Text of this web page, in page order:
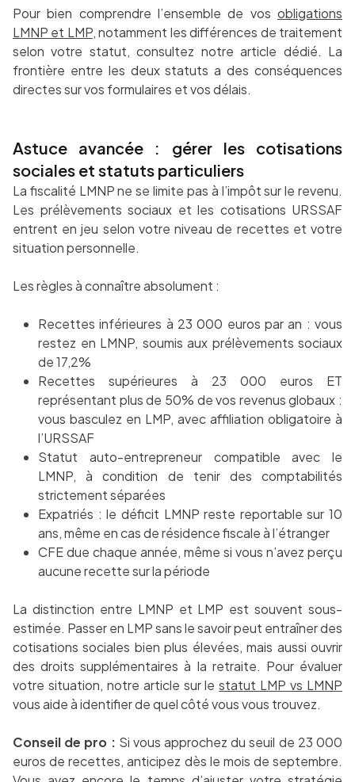
Pour bien comprendre l’ensemble de vos obligations
LMNP et LMP, notamment les différences de traitement
selon votre statut, consultez notre article dédié. La
frontière entre les deux statuts a des conséquences
directes sur vos formulaires et vos délais.
Astuce avancée : gérer les cotisations
sociales et statuts particuliers
La fiscalité LMNP ne se limite pas à l’impôt sur le revenu.
Les prélèvements sociaux et les cotisations URSSAF
entrent en jeu selon votre niveau de recettes et votre
situation personnelle.
Les règles à connaître absolument :
Recettes inférieures à 23 000 euros par an : vous
restez en LMNP, soumis aux prélèvements sociaux
de 17,2%
Recettes supérieures à 23 000 euros ET
représentant plus de 50% de vos revenus globaux :
vous basculez en LMP, avec affiliation obligatoire à
l’URSSAF
Statut auto-entrepreneur compatible avec le
LMNP, à condition de tenir des comptabilités
strictement séparées
Expatriés : le déficit LMNP reste reportable sur 10
ans, même en cas de résidence fiscale à l’étranger
CFE due chaque année, même si vous n’avez perçu
aucune recette sur la période
La distinction entre LMNP et LMP est souvent sous-
estimée. Passer en LMP sans le savoir peut entraîner des
cotisations sociales bien plus élevées, mais aussi ouvrir
des droits supplémentaires à la retraite. Pour évaluer
votre situation, notre article sur lestatut LMP vs LMNP
vous aide à identifier de quel côté vous vous trouvez.
Conseil de pro : Si vous approchez du seuil de 23 000
euros de recettes, anticipez dès le mois de septembre.